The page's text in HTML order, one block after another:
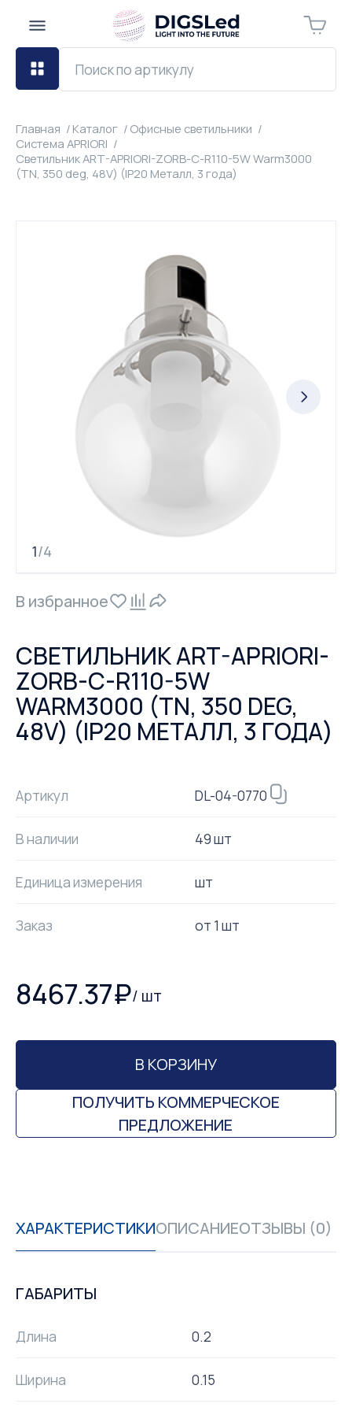
Главная Каталог
Офисные светильники
Система APRIORI
Светильник ART-APRIORI-ZORB-С-R110-5W Warm3000
(TN, 350 deg, 48V) (IP20 Металл, 3 года)
1/4
В избранное
СВЕТИЛЬНИК ART-APRIORI-
ZORB-С-R110-5W
WARM3000 (TN, 350 DEG,
48V) (IP20 МЕТАЛЛ, 3 ГОДА)
Артикул DL-04-0770
В наличии 49 шт
Единица измерения шт
Заказ от 1 шт
8467.37₽/ шт
В КОРЗИНУ
ПОЛУЧИТЬ КОММЕРЧЕСКОЕ
ПРЕДЛОЖЕНИЕ
ХАРАКТЕРИСТИКИОПИСАНИЕОТЗЫВЫ (0)
ГАБАРИТЫ
Длина 0.2
Ширина 0.15